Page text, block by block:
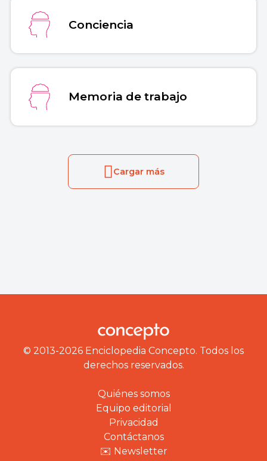
Conciencia
Memoria de trabajo
Cargar más
© 2013-2026 Enciclopedia Concepto. Todos los
derechos reservados.
Quiénes somos
Equipo editorial
Privacidad
Contáctanos
✉️ Newsletter